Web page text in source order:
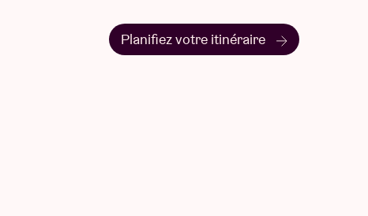
Planifiez votre itinéraire